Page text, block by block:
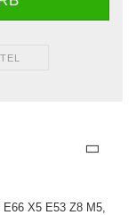
X5 E53 Z8 M5,